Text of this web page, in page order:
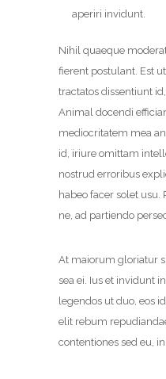
aperiri invidunt.
Nihil quaeque
fierent postulant. Est
tractatos dissentiunt
Animal docendi
mediocritatem mea
id, iriure omittam
nostrud erroribus
habeo facer solet
ne, ad partiendo
At maiorum gloriatur
sea ei. Ius et invidunt
legendos ut duo, eos
elit rebum
contentiones sed eu,